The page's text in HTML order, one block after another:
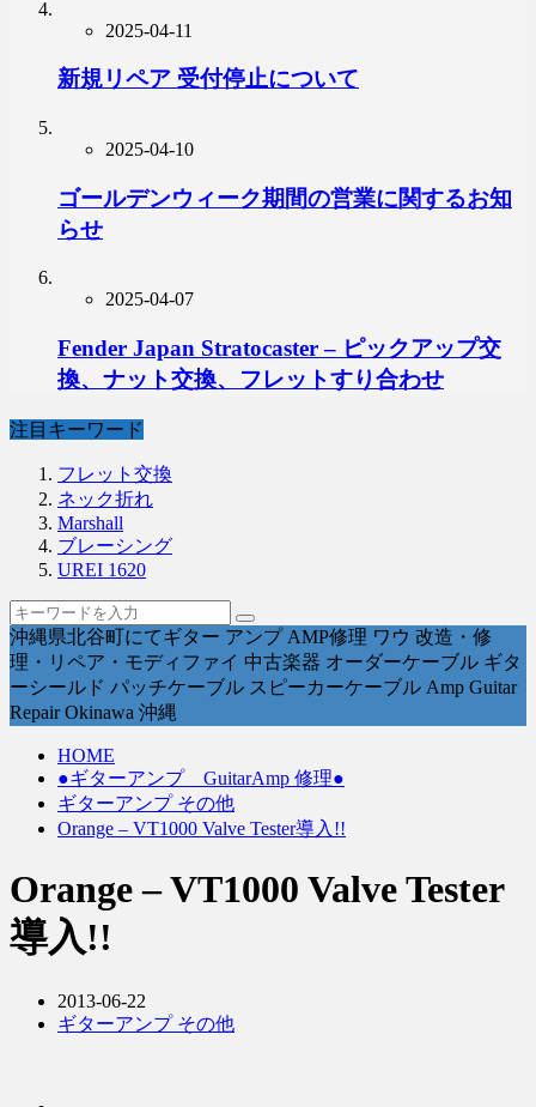
2025-04-11
新規リペア 受付停止について
2025-04-10
ゴールデンウィーク期間の営業に関するお知
らせ
2025-04-07
Fender Japan Stratocaster – ピックアップ交
換、ナット交換、フレットすり合わせ
注目キーワード
フレット交換
ネック折れ
Marshall
ブレーシング
UREI 1620
沖縄県北谷町にてギター アンプ AMP修理 ワウ 改造・修
理・リペア・モディファイ 中古楽器 オーダーケーブル ギタ
ーシールド パッチケーブル スピーカーケーブル Amp Guitar
Repair Okinawa 沖縄
HOME
●ギターアンプ GuitarAmp 修理●
ギターアンプ その他
Orange – VT1000 Valve Tester導入!!
Orange – VT1000 Valve Tester
導入!!
2013-06-22
ギターアンプ その他